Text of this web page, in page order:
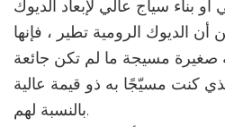
بناء سياج عالي لإبعاد الديوك
الديوك الرومية تطير ، فإنها
صغيرة مسيجة ما لم تكن جائعة
كنت مسيّجًا به ذو قيمة عالية
بالنسبة لهم.